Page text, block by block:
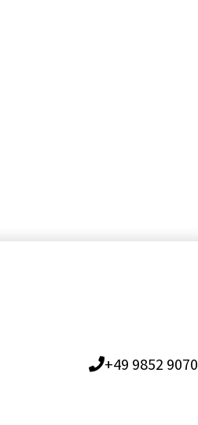
+49 9852 9070